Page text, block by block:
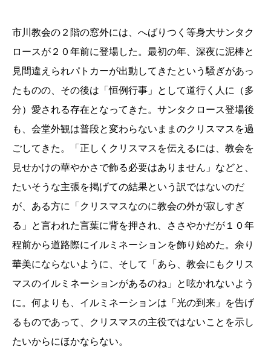
市川教会の２階の窓外には、へばりつく等身大サンタク
ロースが２０年前に登場した。最初の年、深夜に泥棒と
見間違えられパトカーが出動してきたという騒ぎがあっ
たものの、その後は「恒例行事」として道行く人に（多
分）愛される存在となってきた。サンタクロース登場後
も、会堂外観は普段と変わらないままのクリスマスを過
ごしてきた。「正しくクリスマスを伝えるには、教会を
見せかけの華やかさで飾る必要はありません」などと、
たいそうな主張を掲げての結果という訳ではないのだ
が、ある方に「クリスマスなのに教会の外が寂しすぎ
る」と言われた言葉に背を押され、ささやかだが１０年
程前から道路際にイルミネーションを飾り始めた。余り
華美にならないように、そして「あら、教会にもクリス
マスのイルミネーションがあるのね」と呟かれないよう
に。何よりも、イルミネーションは「光の到来」を告げ
るものであって、クリスマスの主役ではないことを示し
たいからにほかならない。